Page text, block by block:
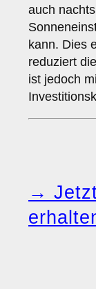
auch
kann. Dies
reduziert
ist jedoch
→